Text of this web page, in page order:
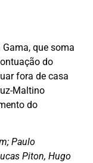
que soma
do
fora de casa
Maltino
do
Paulo
Piton, Hugo